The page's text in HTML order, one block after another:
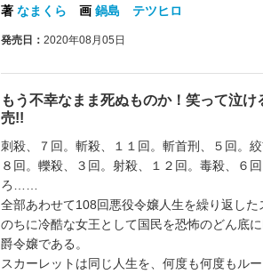
著 なまくら 画 鍋島 テツヒロ
発売日： 2020年08月05日
もう不幸なまま死ぬものか！笑って泣
売!!
刺殺、７回。斬殺、１１回。斬首刑、５回。
８回。轢殺、３回。射殺、１２回。毒殺、６
ろ……
全部あわせて108回悪役令嬢人生を繰り返した
のちに冷酷な女王として国民を恐怖のどん底
爵令嬢である。
スカーレットは同じ人生を、何度も何度もル